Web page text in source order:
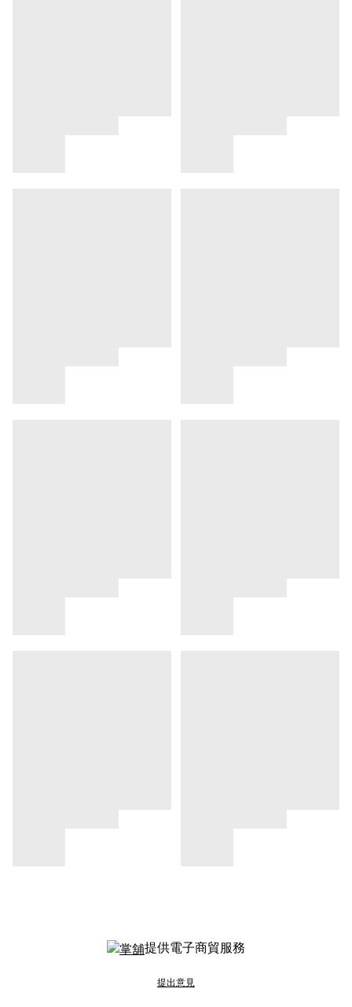
提供電子商貿服務
提出意見